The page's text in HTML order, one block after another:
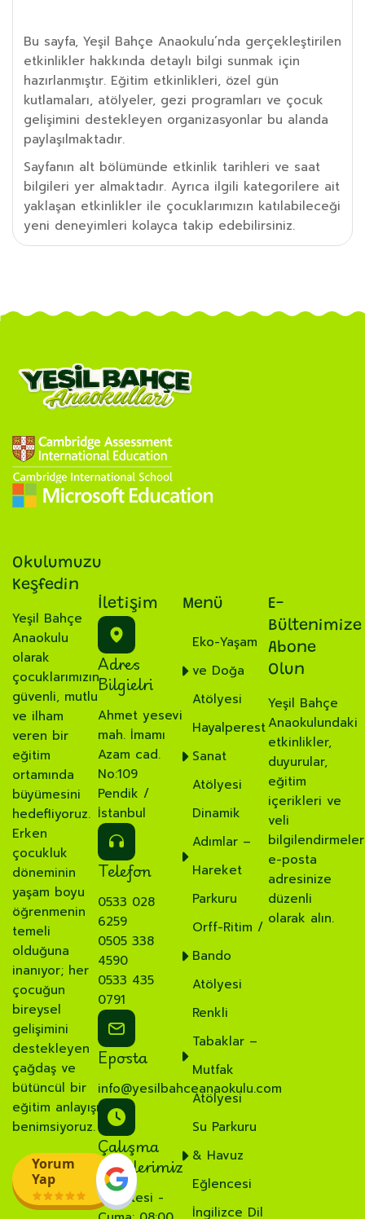
Bu sayfa, Yeşil Bahçe Anaokulu’nda gerçekleştirilen
etkinlikler hakkında detaylı bilgi sunmak için
hazırlanmıştır. Eğitim etkinlikleri, özel gün
kutlamaları, atölyeler, gezi programları ve çocuk
gelişimini destekleyen organizasyonlar bu alanda
paylaşılmaktadır.
Sayfanın alt bölümünde etkinlik tarihleri ve saat
bilgileri yer almaktadır. Ayrıca ilgili kategorilere ait
yaklaşan etkinlikler ile çocuklarımızın katılabileceği
yeni deneyimleri kolayca takip edebilirsiniz.
Okulumuzu
Keşfedin
Yeşil Bahçe
Anaokulu
olarak
çocuklarımızın
güvenli, mutlu
ve ilham
veren bir
eğitim
ortamında
büyümesini
hedefliyoruz.
Erken
çocukluk
döneminin
yaşam boyu
öğrenmenin
temeli
olduğuna
inanıyor; her
çocuğun
bireysel
gelişimini
destekleyen
çağdaş ve
bütüncül bir
eğitim anlayışı
benimsiyoruz.
Yorum
Yap
İletişim
Adres
Bilgielri
Ahmet yesevi
mah. İmamı
Azam cad.
No:109
Pendik /
İstanbul
Telefon
0533 028
6259
0505 338
4590
0533 435
0791
Eposta
info@yesilbahceanaokulu.com
Çalışma
Saatlerimiz
Pazartesi -
Menü
Eko-Yaşam
ve Doğa
Atölyesi
Hayalperest
Sanat
Atölyesi
Dinamik
Adımlar –
Hareket
Parkuru
Orff-Ritim /
Bando
Atölyesi
Renkli
Tabaklar –
Mutfak
Atölyesi
Su Parkuru
& Havuz
Eğlencesi
İngilizce Dil
E-
Bültenimize
Abone
Olun
Yeşil Bahçe
Anaokulundaki
etkinlikler,
duyurular,
eğitim
içerikleri ve
veli
e-posta
adresinize
düzenli
olarak alın.